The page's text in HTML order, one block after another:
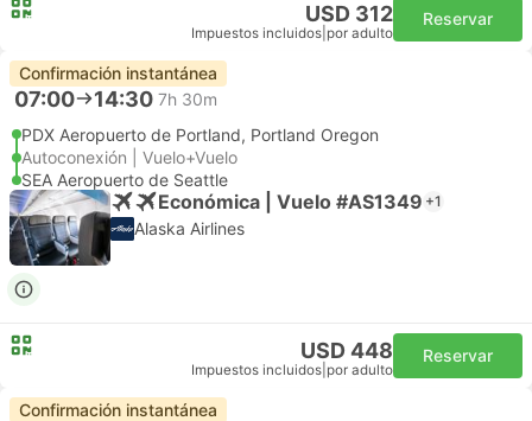
USD 312
Impuestos incluidos por adulto
Reservar
Confirmación instantánea
07:00 14:30 7h 30m
PDX Aeropuerto de Portland, Portland Oregon
Autoconexión | Vuelo+Vuelo
SEA Aeropuerto de Seattle
Económica | Vuelo #AS1349 +1
Alaska Airlines
USD 448
Impuestos incluidos por adulto
Reservar
Confirmación instantánea